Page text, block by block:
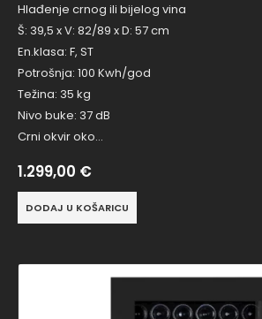
Hlađenje crnog ili bijelog vina
Š: 39,5 x V: 82/89 x D: 57 cm
En.klasa: F, ST
Potrošnja: 100 Kwh/god
Težina: 35 kg
Nivo buke: 37 dB
Crni okvir oko…
1.299,00 €
DODAJ U KOŠARICU